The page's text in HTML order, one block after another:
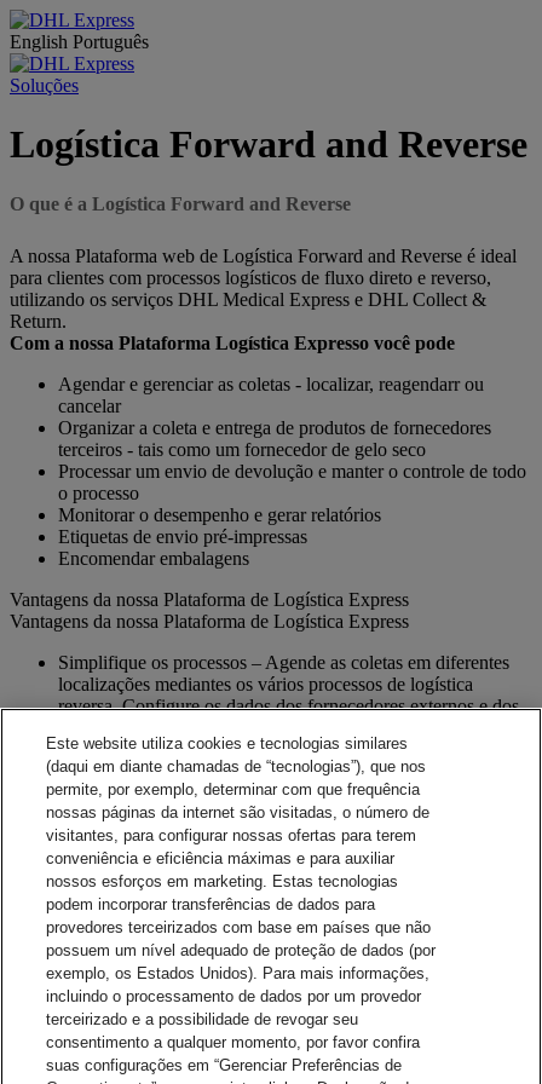
English Português
Soluções
Logística Forward and Reverse
O que é a Logística Forward and Reverse
A nossa Plataforma web de Logística Forward and Reverse é ideal
para clientes com processos logísticos de fluxo direto e reverso,
utilizando os serviços DHL Medical Express e DHL Collect &
Return.
Com a nossa Plataforma Logística Expresso você pode
Agendar e gerenciar as coletas - localizar, reagendarr ou
cancelar
Organizar a coleta e entrega de produtos de fornecedores
terceiros - tais como um fornecedor de gelo seco
Processar um envio de devolução e manter o controle de todo
o processo
Monitorar o desempenho e gerar relatórios
Etiquetas de envio pré-impressas
Encomendar embalagens
Vantagens da nossa Plataforma de Logística Express
Vantagens da nossa Plataforma de Logística Express
Simplifique os processos – Agende as coletas em diferentes
localizações mediantes os vários processos de logística
reversa. Configure os dados dos fornecedores externos e dos
Precisão - A nossa validação de endereço eletrônico ajuda a
garantir a precisão
Notificações - Capacidade de criar notificações por e-mail
para a documentação do envio e instruções aos seus clientes e
fornecedores.
Visibilidade - Verifique o status atual de cada envio e veja os
detalhes de rastreamento.
Relatórios - Relatórios online fáceis de utilizar, que podem ser
baixados para as necessidades de análise do seu negócio.
Funcionalidades de Integração - Ajude a aumentar as
eficiências usando o seu sistema interno.
Contatar Vendas
Soluções de Gestão de Envios
A DHL Express oferece uma variedade de opções flexíveis - desde
Este website utiliza cookies e tecnologias similares
(daqui em diante chamadas de “tecnologias”), que nos
permite, por exemplo, determinar com que frequência
nossas páginas da internet são visitadas, o número de
visitantes, para configurar nossas ofertas para terem
conveniência e eficiência máximas e para auxiliar
nossos esforços em marketing. Estas tecnologias
podem incorporar transferências de dados para
provedores terceirizados com base em países que não
possuem um nível adequado de proteção de dados (por
exemplo, os Estados Unidos). Para mais informações,
incluindo o processamento de dados por um provedor
terceirizado e a possibilidade de revogar seu
consentimento a qualquer momento, por favor confira
suas configurações em “Gerenciar Preferências de